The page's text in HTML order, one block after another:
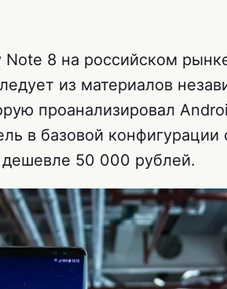
Note 8 на российском
из материалов
проанализировал
в базовой
50 000 рублей.